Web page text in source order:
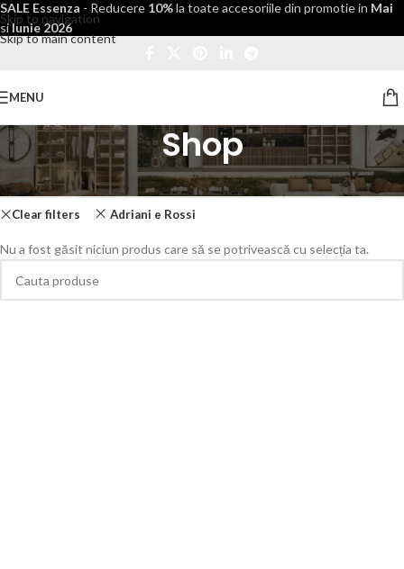
Skip to navigation
Skip to main content
SALE Essenza - Reducere 10%la toate accesoriile din promotie in Mai
siIunie 2026
MENU
Shop
Prima pagină/Shop
Clear filters Adriani e Rossi
Nu a fost găsit niciun produs care să se potrivească cu selecția ta.